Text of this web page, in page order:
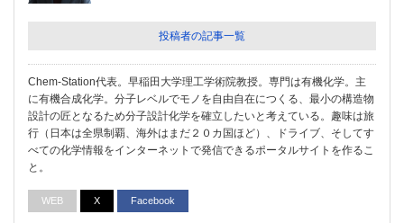
投稿者の記事一覧
Chem-Station代表。早稲田大学理工学術院教授。専門は有機化学。主
に有機合成化学。分子レベルでモノを自由自在につくる、最小の構造物
設計の匠となるため分子設計化学を確立したいと考えている。趣味は旅
行（日本は全県制覇、海外はまだ２０カ国ほど）、ドライブ、そしてす
べての化学情報をインターネットで発信できるポータルサイトを作るこ
と。
WEB X Facebook